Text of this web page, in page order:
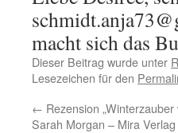
macht sich das
Dieser Beitrag wurde unter
Lesezeichen für den
← Rezension
Sarah Morgan – Mira Verlag